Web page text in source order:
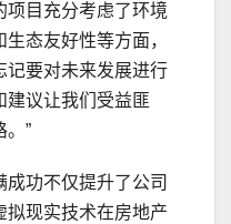
项目充分考虑了环境
态友好性等方面，
记要对未来发展进行
建议让我们受益匪
。”
功不仅提升了公司
拟现实技术在房地产